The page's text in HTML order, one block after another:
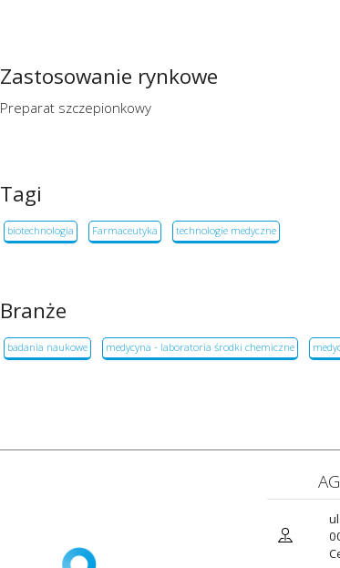
Zastosowanie rynkowe
Preparat szczepionkowy
Tagi
biotechnologia Farmaceutyka technologie medyczne
Branże
badania naukowe medycyna - laboratoria środki chemiczne